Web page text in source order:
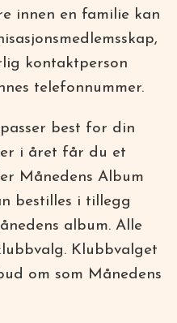
innen en familie kan
kontaktperson
telefonnummer.
best for din
i året får du et
Månedens Album
bestilles i tillegg
album. Alle
Klubbvalget
om som Månedens